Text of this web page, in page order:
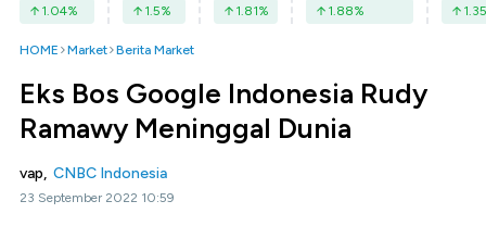
1.04% 1.5% 1.81% 1.88% 1.35
HOME Market Berita Market
Eks Bos Google Indonesia Rudy
Ramawy Meninggal Dunia
vap, CNBC Indonesia
23 September 2022 10:59